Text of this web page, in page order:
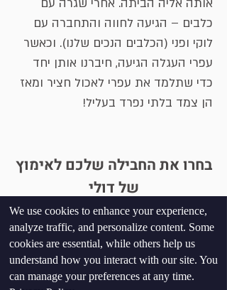
כלבים – הגיעה לחווה והתחברה עם
לוקי ופני (הכלבים הנכים שלנו). וכאשר
עפרי העגלה הגיעה, חיברנו אותן יחד
כדי שתלמד את עפרי לאכול חציר ומאז
הן צמד בלתי נפרד בעליל!
בחרו את החבילה שלכם לאימוץ
של דולי
كبار الشخصيات
الممتازة
We use cookies to enhance your experience,
analyze traffic, and personalize content. Some
cookies are essential, while others help us
understand how you interact with our site. You
can manage your preferences at any time.